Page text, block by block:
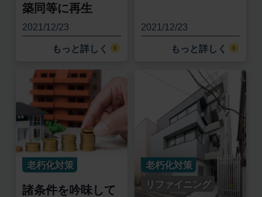
築同等に再生
2021/12/23
もっと詳しく
2021/12/23
もっと詳しく
老朽化対策
諸条件を吟味して
老朽化対策
リファイニング